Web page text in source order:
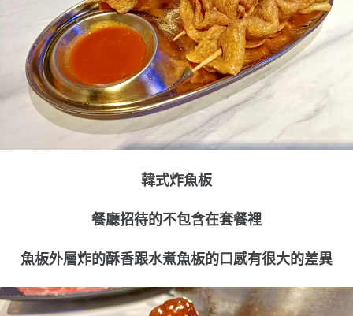
韓式炸魚板
餐廳招待的不包含在套餐裡
魚板外層炸的酥香跟水煮魚板的口感有很大的差異